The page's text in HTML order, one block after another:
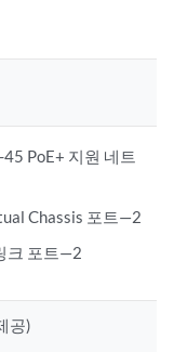
PoE+ 지원 네트
Chassis 포트—2
크 포트—2
공)